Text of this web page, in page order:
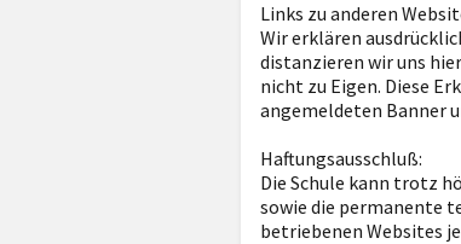
Links zu anderen
Wir erklären
distanzieren wir uns
nicht zu Eigen. Diese
angemeldeten Banner
Haftungsausschluß:
Die Schule kann trotz
sowie die permanente
betriebenen Websites